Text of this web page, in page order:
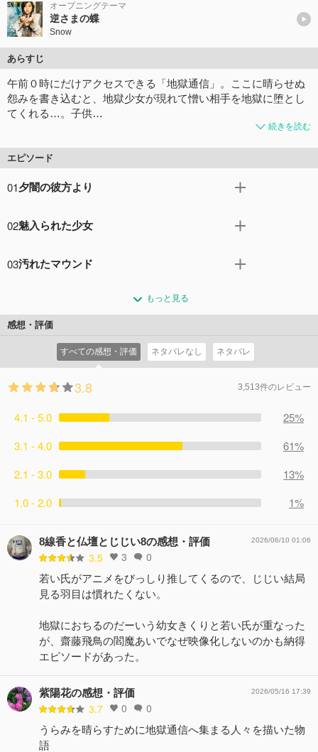
オープニングテーマ
逆さまの蝶
Snow
あらすじ
午前０時にだけアクセスできる「地獄通信」。ここに晴らせぬ
怨みを書き込むと、地獄少女が現れて憎い相手を地獄に堕とし
てくれる…。子供…
続きを読む
エピソード
01夕闇の彼方より
亜矢が助けてくれてその場は難を逃れたが、この日から亜
真由美は｢地獄通信｣の噂を耳にする。
02魅入られた少女
続けるがどうしても捕まえる事ができない。次第にエスカ
アクセスしてしまう。
コメント3件拍手20回
03汚れたマウンド
ち。ある日、岩下はシゴキにあった室井を家に送ったが、
ケガがもとで命を落としてしまう。岩下は花笠の暴力を訴
コメント2件拍手20回
もっと見る
感想・評価
すべての感想・評価 ネタバレなし ネタバレ
3.8 3,513件のレビュー
4.1 - 5.0
25%
3.1 - 4.0
61%
2.1 - 3.0
13%
1.0 - 2.0
1%
8線香と仏壇とじじい8の感想・評価
3.5 3 0
2026/06/10 01:06
若い氏がアニメをびっしり推してくるので、じじい結局
見る羽目は慣れたくない。
地獄におちるのだーいう幼女きくりと若い氏が重なった
が、齋藤飛鳥の閻魔あいでなぜ映像化しないのかも納得
エピソードがあった。
紫陽花の感想・評価
3.7 0 0
2026/05/16 17:39
うらみを晴らすために地獄通信へ集まる人々を描いた物
語